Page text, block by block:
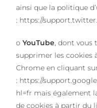
ainsi que la politique
: https://
oYouTube, dont vous
supprimer les cookies
Chrome en cliquant
: https://
hl=fr mais également
de cookies à partir du